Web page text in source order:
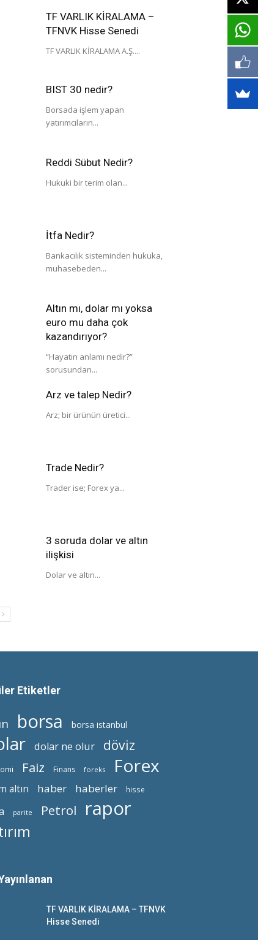
TF VARLIK KİRALAMA –
TFNVK Hisse Senedi
TF VARLIK KİRALAMA A.Ş....
BIST 30 nedir?
Borsada işlem yapan
yatırımcıların...
Reddi Sübut Nedir?
Hukuki bir terim olan...
İtfa Nedir?
Bankacılık sisteminden hukuka,
muhasebeden...
Altın mı, dolar mı yoksa
euro mu daha çok
kazandırıyor?
“Hayatın anlamı nedir?”
sorusundan...
Arz ve talep Nedir?
Arz; bir ürünün üretici...
Trade Nedir?
Trader ise; Forex ya...
3 soruda dolar ve altın
ilişkisi
Dolar ve altın...
Etiketler
borsa borsa istanbul
dolar ne olur döviz
Faiz Finans foreks Forex
altın haber haberler hisse
parite Petrol rapor
TF VARLIK KİRALAMA – TFNVK
Hisse Senedi